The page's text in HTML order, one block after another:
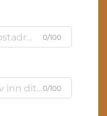
0/100
0/100